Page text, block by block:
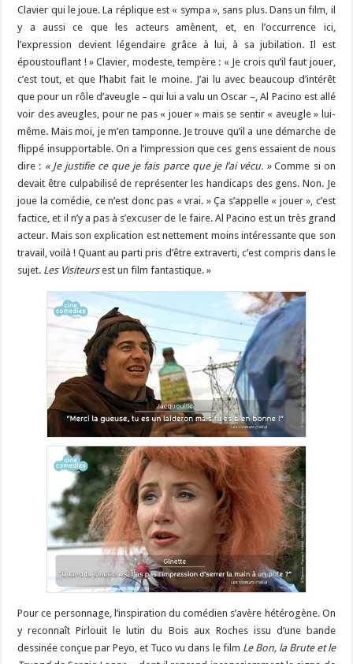
Clavier qui le joue. La réplique est « sympa », sans plus. Dans un film, il
y a aussi ce que les acteurs amènent, et, en l’occurrence ici,
l’expression devient légendaire grâce à lui, à sa jubilation. Il est
époustouflant ! » Clavier, modeste, tempère : « Je crois qu’il faut jouer,
c’est tout, et que l’habit fait le moine. J’ai lu avec beaucoup d’intérêt
que pour un rôle d’aveugle – qui lui a valu un Oscar –, Al Pacino est allé
voir des aveugles, pour ne pas « jouer » mais se sentir « aveugle » lui-
même. Mais moi, je m’en tamponne. Je trouve qu’il a une démarche de
flippé insupportable. On a l’impression que ces gens essaient de nous
dire : « Je justifie ce que je fais parce que je l’ai vécu. »Comme si on
devait être culpabilisé de représenter les handicaps des gens. Non. Je
joue la comédie, ce n’est donc pas « vrai. » Ça s’appelle « jouer », c’est
factice, et il n’y a pas à s’excuser de le faire. Al Pacino est un très grand
acteur. Mais son explication est nettement moins intéressante que son
travail, voilà ! Quant au parti pris d’être extraverti, c’est compris dans le
sujet. Les Visiteursest un film fantastique. »
Pour ce personnage, l’inspiration du comédien s’avère hétérogène. On
y reconnaît Pirlouit le lutin du Bois aux Roches issu d’une bande
dessinée conçue par Peyo, et Tuco vu dans le film Le Bon, la Brute et le